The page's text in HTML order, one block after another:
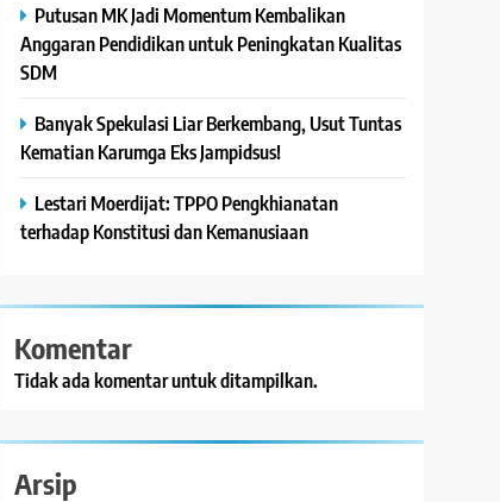
Putusan MK Jadi Momentum Kembalikan
Anggaran Pendidikan untuk Peningkatan Kualitas
SDM
Banyak Spekulasi Liar Berkembang, Usut Tuntas
Kematian Karumga Eks Jampidsus!
Lestari Moerdijat: TPPO Pengkhianatan
terhadap Konstitusi dan Kemanusiaan
Komentar
Tidak ada komentar untuk ditampilkan.
Arsip